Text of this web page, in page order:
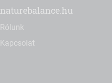
naturebalance.hu
Rólunk
Kapcsolat